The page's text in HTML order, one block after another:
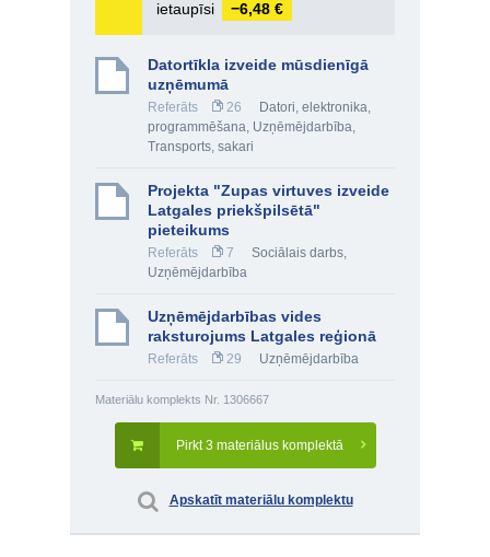
ietaupīsi
−6,48 €
Datortīkla izveide mūsdienīgā
uzņēmumā
Referāts 26
Datori, elektronika,
programmēšana, Uzņēmējdarbība,
Transports, sakari
Projekta "Zupas virtuves izveide
Latgales priekšpilsētā"
pieteikums
Referāts 7 Sociālais darbs,
Uzņēmējdarbība
Uzņēmējdarbības vides
raksturojums Latgales reģionā
Referāts 29 Uzņēmējdarbība
Materiālu komplekts Nr. 1306667
Pirkt 3 materiālus komplektā
Apskatīt materiālu komplektu